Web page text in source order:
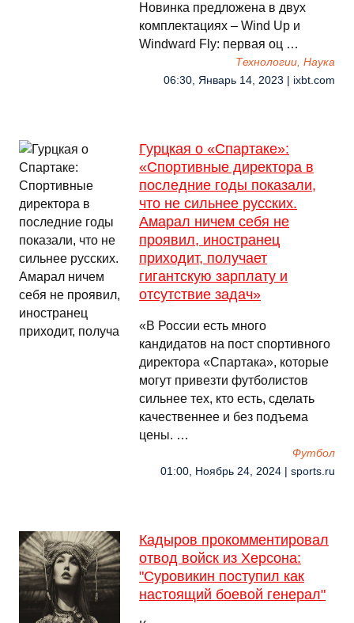
Новинка предложена в двух
комплектациях – Wind Up и
Windward Fly: первая оц …
Технологии, Наука
06:30, Январь 14, 2023 | ixbt.com
Гурцкая о «Спартаке»:
«Спортивные директора в
последние годы показали,
что не сильнее русских.
Амарал ничем себя не
проявил, иностранец
приходит, получает
гигантскую зарплату и
отсутствие задач»
«В России есть много
кандидатов на пост спортивного
директора «Спартака», которые
могут привезти футболистов
сильнее тех, кто есть, сделать
качественнее и без подъема
цены. …
Футбол
01:00, Ноябрь 24, 2024 | sports.ru
Кадыров прокомментировал
отвод войск из Херсона:
"Суровикин поступил как
настоящий боевой генерал"